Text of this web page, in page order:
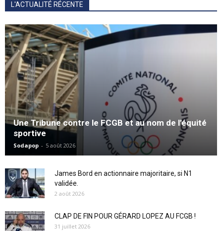
L'ACTUALITÉ RÉCENTE
Une Tribune contre le FCGB et au nom de l’équité
sportive
Sodapop - 5 août 2026
James Bord en actionnaire majoritaire, si N1
validée.
2 août 2026
CLAP DE FIN POUR GÉRARD LOPEZ AU FCGB !
31 juillet 2026